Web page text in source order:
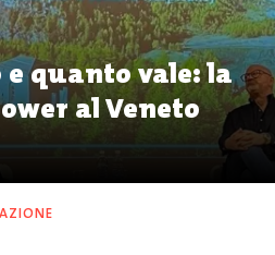
quanto vale: la
al Veneto